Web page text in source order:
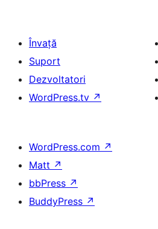
Învață
Suport
Dezvoltatori
WordPress.tv ↗
WordPress.com ↗
Matt ↗
bbPress ↗
BuddyPress ↗